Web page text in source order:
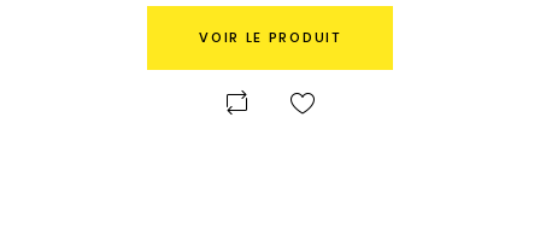
VOIR LE PRODUIT